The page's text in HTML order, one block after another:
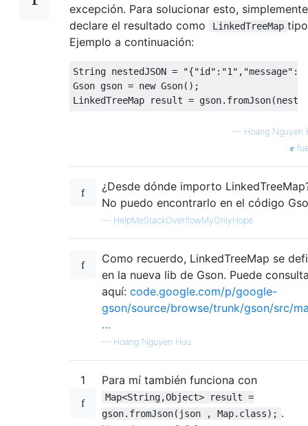
excepción. Para solucionar esto, simplemente
declare el resultado como
LinkedTreeMap
Ejemplo a continuación:
String nestedJSON = "{"id":"1 ","message":"
Gson gson = new Gson();
LinkedTreeMap result = gson. fromJson(
— Hoang Nguyen
¿Desde dónde importo
No puedo encontrarlo en el código
— HelpMeStackOverflowMyOnlyHope
Como recuerdo, LinkedTreeMap se
en la nueva lib de Gson. Puede
aquí: code.google.com/p/google-
gson/source/browse/trunk/gson/src/
…
— Hoang Nguyen Huu
1 Para mí también funciona con
Map<String,Object> result =
gson.fromJson(json , Map.class); .